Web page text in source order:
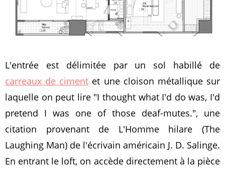
L'entrée est délimitée par un sol habillé de
carreaux de ciment et une cloison métallique sur
laquelle on peut lire "I thought what I'd do was, I'd
pretend I was one of those deaf-mutes.", une
citation provenant de L'Homme hilare (The
Laughing Man) de l'écrivain américain J. D. Salinge.
En entrant le loft, on accède directement à la pièce